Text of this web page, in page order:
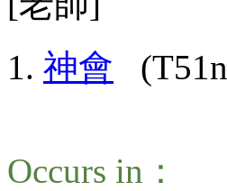
神會
Occurs in：